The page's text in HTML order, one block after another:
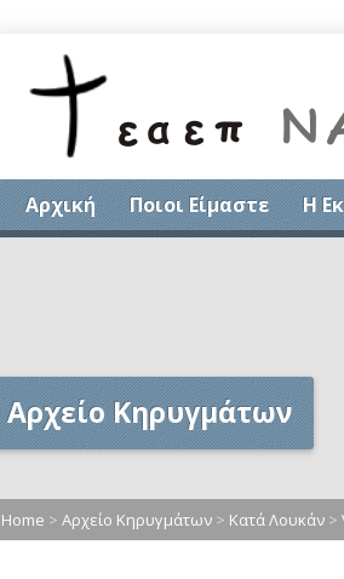
Αρχική Ποιοι Είμαστε Η
Αρχείο Κηρυγμάτων
Home > Αρχείο Κηρυγμάτων > Κατά Λουκάν >